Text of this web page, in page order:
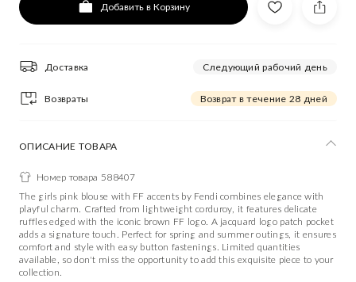
Добавить в Корзину
Доставка Следующий рабочий день
Возвраты Возврат в течение 28 дней
ОПИСАНИЕ ТОВАРА
Номер товара 588407
The girls pink blouse with FF accents by Fendi combines elegance with
playful charm. Crafted from lightweight corduroy, it features delicate
ruffles edged with the iconic brown FF logo. A jacquard logo patch pocket
adds a signature touch. Perfect for spring and summer outings, it ensures
comfort and style with easy button fastenings. Limited quantities
available, so don't miss the opportunity to add this exquisite piece to your
collection.